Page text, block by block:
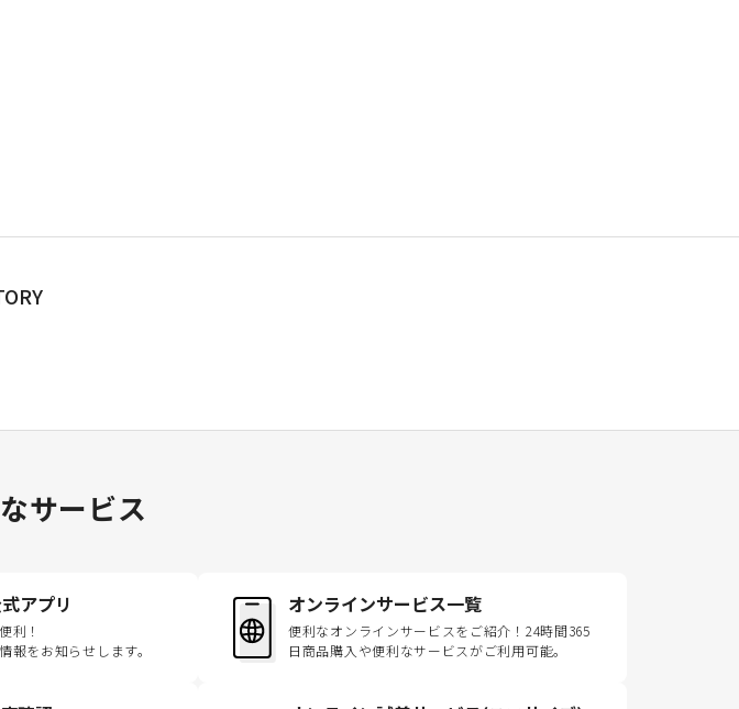
サービス
アプリ
利！
報をお知らせします。
オンラインサービス一覧
便利なオンラインサービスをご紹介！24時間365
日商品購入や便利なサービスがご利用可能。